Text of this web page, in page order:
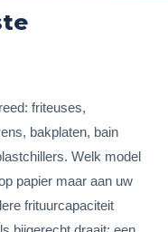
friteuses,
bakplaten, bain
Welk model
papier maar aan uw
frituurcapaciteit